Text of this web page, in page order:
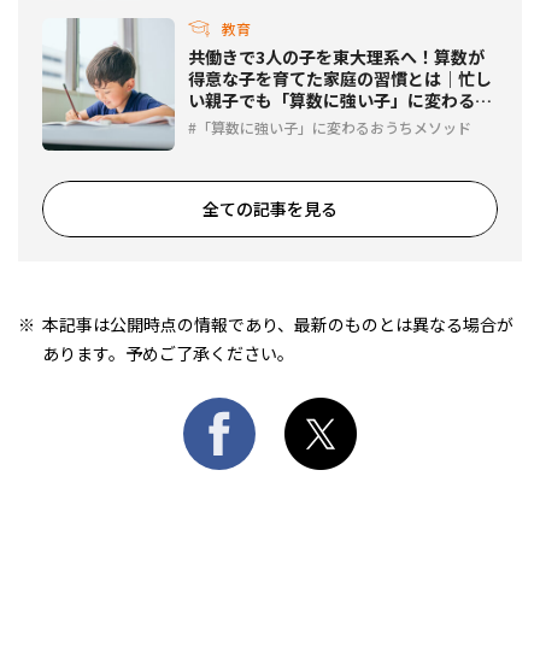
教育
共働きで3人の子を東大理系へ！算数が
得意な子を育てた家庭の習慣とは｜忙し
い親子でも「算数に強い子」に変わるお
うちメソッド #1
「算数に強い子」に変わるおうちメソッド
全ての記事を見る
本記事は公開時点の情報であり、最新のものとは異なる場合が
あります。予めご了承ください。